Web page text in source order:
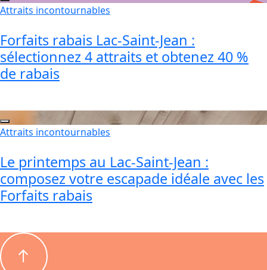
Attraits incontournables
Forfaits rabais Lac-Saint-Jean :
sélectionnez 4 attraits et obtenez 40 %
de rabais
Attraits incontournables
Le printemps au Lac-Saint-Jean :
composez votre escapade idéale avec les
Forfaits rabais